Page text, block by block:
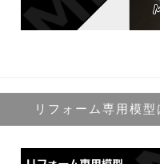
リフォーム専用模